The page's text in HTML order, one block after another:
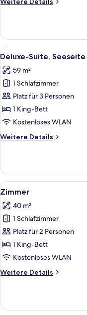
Zimmer,
Seeseite
Alle
Fotos
für
Deluxe-
Suite,
Seeseite
anzeigen
5
Deluxe-Suite, Seeseite
59 m²
1 Schlafzimmer
Platz für 3 Personen
1 King-Bett
Kostenloses WLAN
Weitere Details
Weitere
Suite,
Seeseite
Alle
Fotos
für
Zimmer
anzeigen
5
Zimmer
40 m²
1 Schlafzimmer
Platz für 2 Personen
1 King-Bett
Kostenloses WLAN
Weitere Details
Weitere